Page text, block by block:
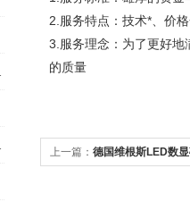
2.服务特点：技术*、价
3.服务理念：为了更好地
的质量
上一篇： 德国维根斯LED数